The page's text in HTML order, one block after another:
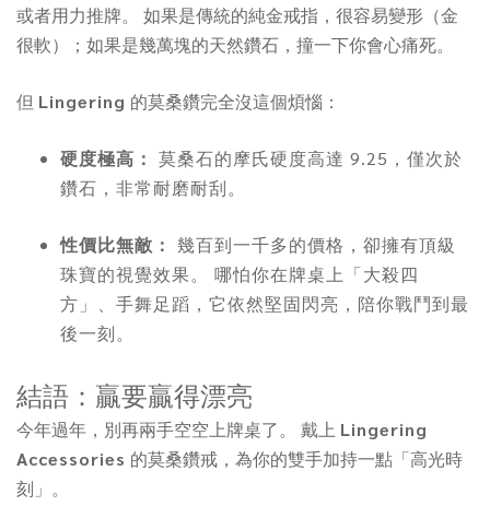
或者用力推牌。 如果是傳統的純金戒指，很容易變形（金
很軟）；如果是幾萬塊的天然鑽石，撞一下你會心痛死。
但 Lingering 的莫桑鑽完全沒這個煩惱：
硬度極高： 莫桑石的摩氏硬度高達 9.25，僅次於
鑽石，非常耐磨耐刮。
性價比無敵： 幾百到一千多的價格，卻擁有頂級
珠寶的視覺效果。 哪怕你在牌桌上「大殺四
方」、手舞足蹈，它依然堅固閃亮，陪你戰鬥到最
後一刻。
結語：贏要贏得漂亮
今年過年，別再兩手空空上牌桌了。 戴上 Lingering
Accessories 的莫桑鑽戒，為你的雙手加持一點「高光時
刻」。